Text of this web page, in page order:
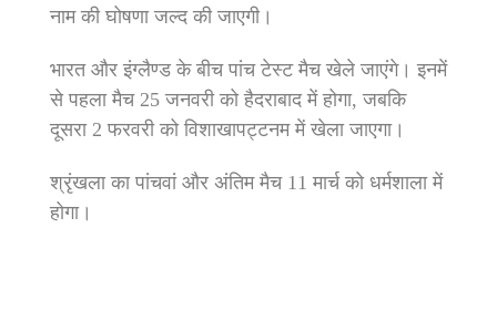
नाम की घोषणा जल्द की जाएगी।
भारत और इंग्‍लैण्‍ड के बीच पांच टेस्‍ट मैच खेले जाएंगे। इनमें
से पहला मैच 25 जनवरी को हैदराबाद में होगा, जबकि
दूसरा 2 फरवरी को विशाखापट्टनम में खेला जाएगा।
श्रृंखला का पांचवां और अंतिम मैच 11 मार्च को धर्मशाला में
होगा।